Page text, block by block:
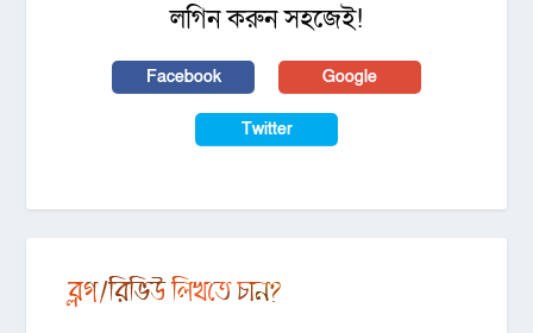
লগিন করুন সহজেই!
Facebook Google
Twitter